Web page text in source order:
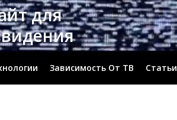
для
Зависимость От ТВ Статьи